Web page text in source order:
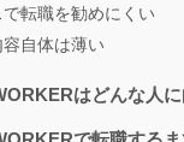
転職を勧めにくい
自体は薄い
はどんな人